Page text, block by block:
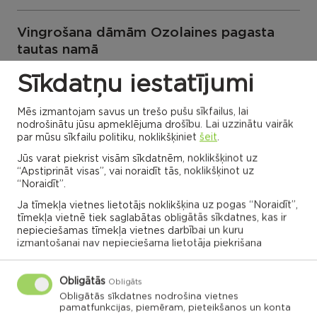
Vingrošana dāmām Ozolaines pagasta
tautas namā
Ozolaines pagasts
Ozolaines pagasta tautas nams
18:30
05.03.2025
VISI NOTIKUMI
Rēzeknes novada karte
Sīkdatņu iestatījumi
Mēs izmantojam savus un trešo pušu sīkfailus, lai
nodrošinātu jūsu apmeklējuma drošību. Lai uzzinātu vairāk
par mūsu sīkfailu politiku, noklikšķiniet šeit.
Jūs varat piekrist visām sīkdatnēm, noklikšķinot uz
“Apstiprināt visas”, vai noraidīt tās, noklikšķinot uz
“Noraidīt”.
Ja tīmekļa vietnes lietotājs noklikšķina uz pogas “Noraidīt”,
tīmekļa vietnē tiek saglabātas obligātās sīkdatnes, kas ir
nepieciešamas tīmekļa vietnes darbībai un kuru
izmantošanai nav nepieciešama lietotāja piekrišana
Obligātās Obligāts
Obligātās sīkdatnes nodrošina vietnes
pamatfunkcijas, piemēram, pieteikšanos un konta